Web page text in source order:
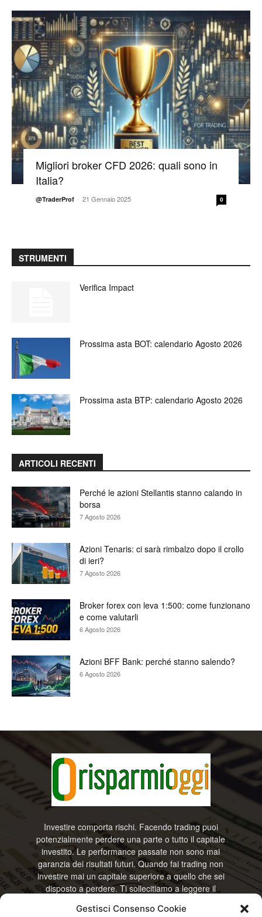
Gestisci Consenso Cookie
Migliori broker CFD 2026: quali sono in
Italia?
@TraderProf - 21 Gennaio 2025 0
STRUMENTI
Verifica Impact
Prossima asta BOT: calendario Agosto 2026
Prossima asta BTP: calendario Agosto 2026
ARTICOLI RECENTI
Perché le azioni Stellantis stanno calando in
borsa
7 Agosto 2026
Azioni Tenaris: ci sarà rimbalzo dopo il crollo
di ieri?
7 Agosto 2026
Broker forex con leva 1:500: come funzionano
e come valutarli
6 Agosto 2026
Azioni BFF Bank: perché stanno salendo?
6 Agosto 2026
Investire comporta rischi. Facendo trading puoi
potenzialmente perdere una parte o tutto il capitale
investito. Le performance passate non sono mai
garanzia dei risultati futuri. Quando fai trading non
investire mai un capitale superiore a quello che sei
disposto a perdere. Ti sollecitiamo a leggere il
RisparmiOggi non offre alcun genere di consulenza